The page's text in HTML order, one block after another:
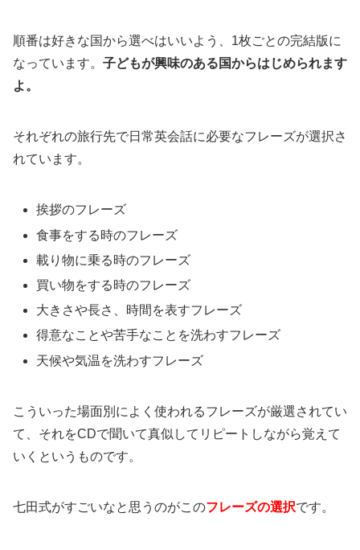
順番は好きな国から選べはいいよう、1枚ごとの完結版に
なっています。 子どもが興味のある国からはじめられます
よ。
それぞれの旅行先で日常英会話に必要なフレーズが選択さ
れています。
挨拶のフレーズ
食事をする時のフレーズ
載り物に乗る時のフレーズ
買い物をする時のフレーズ
大きさや長さ、時間を表すフレーズ
得意なことや苦手なことを洗わすフレーズ
天候や気温を洗わすフレーズ
こういった場面別によく使われるフレーズが厳選されてい
て、それをCDで聞いて真似してリピートしながら覚えて
いくというものです。
七田式がすごいなと思うのがこのフレーズの選択です。